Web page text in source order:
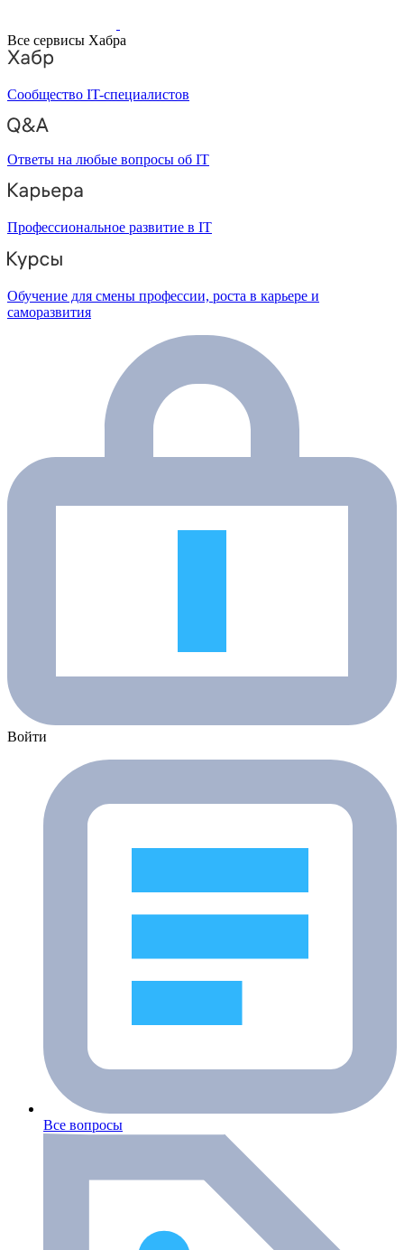
Все сервисы Хабра
Сообщество IT-специалистов
Ответы на любые вопросы об IT
Профессиональное развитие в IT
Обучение для смены профессии, роста в карьере и
саморазвития
Войти
Все вопросы